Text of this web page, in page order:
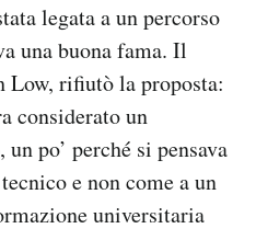
legata a un percorso
una buona fama. Il
Low, rifiutò la proposta:
considerato un
po’ perché si pensava
e non come a un
universitaria